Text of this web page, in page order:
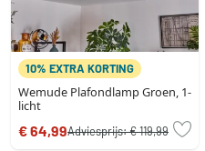
10% EXTRA KORTING
Wemude Plafondlamp Groen, 1-
licht
€ 64,99Adviesprijs:€ 119,99